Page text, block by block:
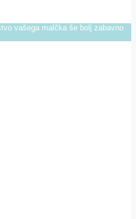
vašega malčka še bolj zabavno